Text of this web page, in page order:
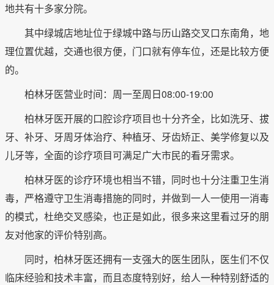
地共有十多家分院。
其中绿城店地址位于绿城中路与历山路交叉口东南角，地
理位置优越，交通也很方便，门口就有停车位，还是比较方便
的。
柏林牙医营业时间：周一至周日08:00-19:00
柏林牙医开展的口腔诊疗项目也十分齐全，比如洗牙、拔
牙、补牙、牙周牙体治疗、种植牙、牙齿矫正、美学修复以及
儿牙等，全面的诊疗项目可满足广大市民的看牙需求。
柏林牙医的诊疗环境也相当不错，同时也十分注重卫生消
毒，严格遵守卫生消毒措施的同时，并做到一人一使用一消毒
的模式，杜绝交叉感染，也正是如此，很多来这里看过牙的朋
友对他家的评价特别高。
同时，柏林牙医还拥有一支强大的医生团队，医生们不仅
临床经验和技术丰富，而且态度特别好，给人一种特别舒适的